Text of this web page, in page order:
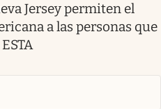
Jersey permiten el
a las personas que